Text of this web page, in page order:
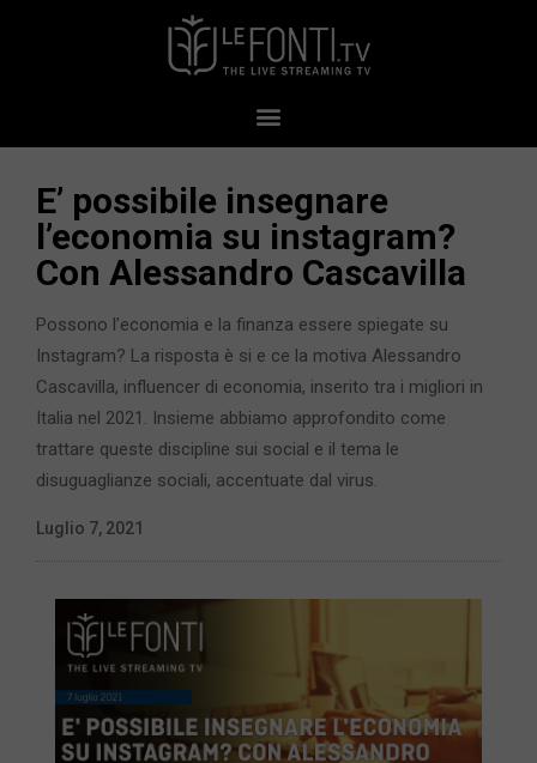
E’ possibile insegnare
l’economia su instagram?
Con Alessandro Cascavilla
Possono l’economia e la finanza essere spiegate su
Instagram? La risposta è si e ce la motiva Alessandro
Cascavilla, influencer di economia, inserito tra i migliori in
Italia nel 2021. Insieme abbiamo approfondito come
trattare queste discipline sui social e il tema le
disuguaglianze sociali, accentuate dal virus.
Luglio 7, 2021